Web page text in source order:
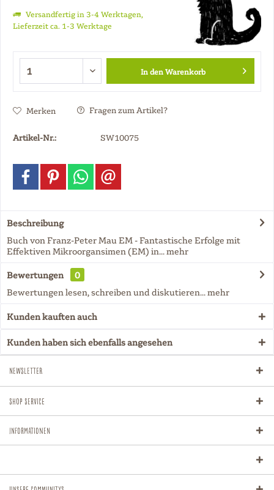
Versandfertig in 3-4 Werktagen,
Lieferzeit ca. 1-3 Werktage
In denWarenkorb
Merken Fragen zum Artikel?
Artikel-Nr.: SW10075
Beschreibung
Buch von Franz-Peter Mau EM - Fantastische Erfolge mit
Effektiven Mikroorgansimen (EM) in...mehr
Bewertungen
0
Bewertungen lesen, schreiben und diskutieren...mehr
Kunden kauften auch
Kunden haben sich ebenfalls angesehen
Newsletter
Shop Service
Informationen